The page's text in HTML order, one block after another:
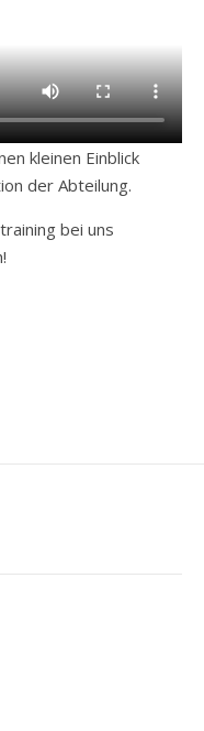
kleinen Einblick
der Abteilung.
bei uns